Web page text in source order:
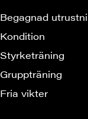
Begagnad
Kondition
Styrketräning
Gruppträning
Fria vikter